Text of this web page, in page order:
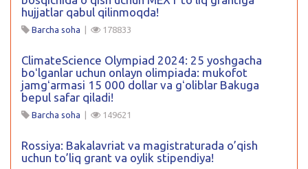
hujjatlar qabul qilinmoqda!
Barcha soha | 178833
ClimateScience Olympiad 2024: 25 yoshgacha
boʻlganlar uchun onlayn olimpiada: mukofot
jamgʻarmasi 15 000 dollar va gʻoliblar Bakuga
bepul safar qiladi!
Barcha soha | 149621
Rossiya: Bakalavriat va magistraturada o’qish
uchun to’liq grant va oylik stipendiya!